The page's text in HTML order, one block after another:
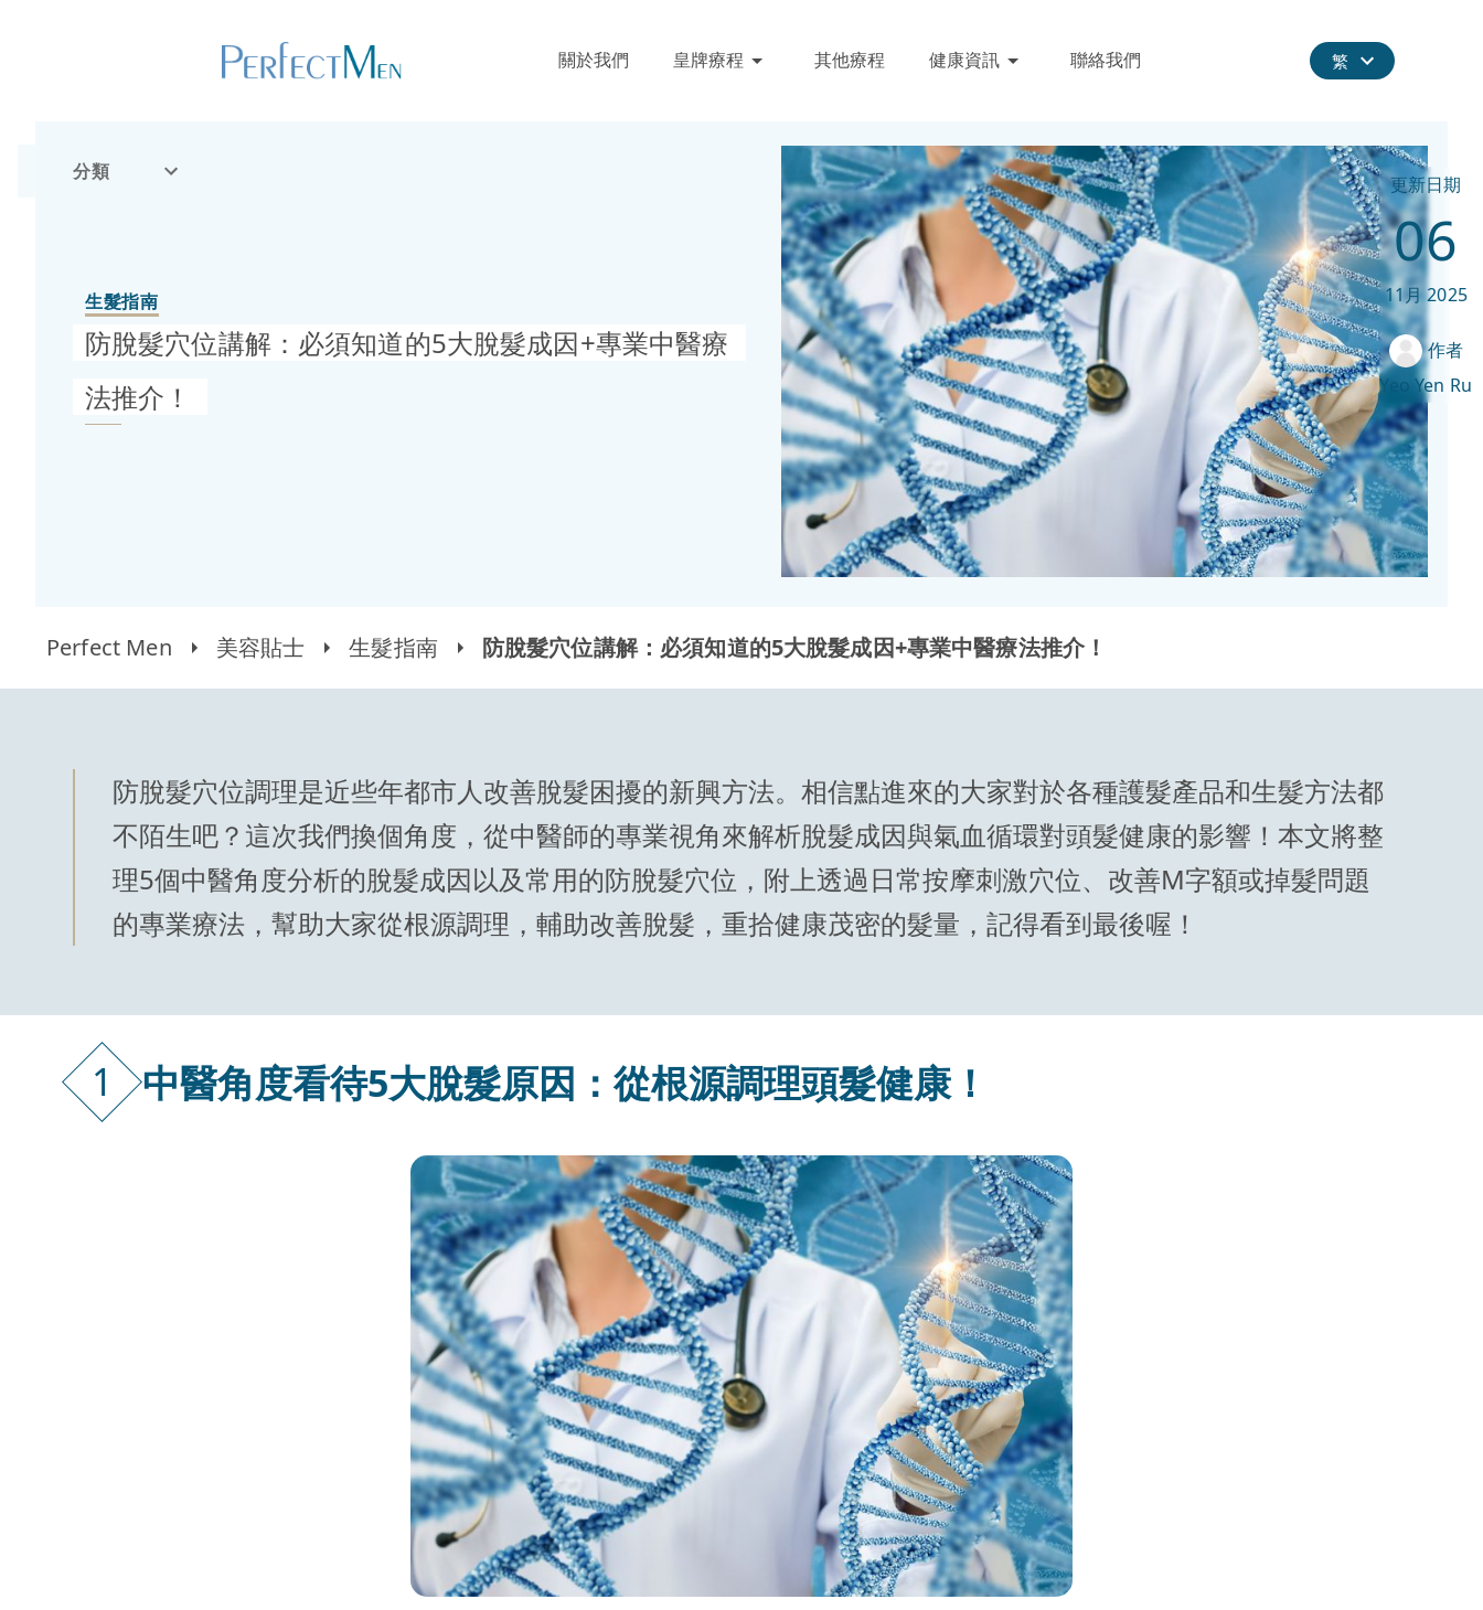
分類 更新日期
06
11月 2025
作者
Yeo Yen Ru
關於我們 皇牌療程 其他療程 健康資訊 聯絡我們 繁
生髮指南
防脫髮穴位講解：必須知道的5大脫髮成因+專業中醫療
法推介！
Perfect Men 美容貼士 生髮指南 防脫髮穴位講解：必須知道的5大脫髮成因+專業中醫療法推介！
防脫髮穴位調理是近些年都市人改善脫髮困擾的新興方法。相信點進來的大家對於各種護髮產品和生髮方法都
不陌生吧？這次我們換個角度，從中醫師的專業視角來解析脫髮成因與氣血循環對頭髮健康的影響！本文將整
理5個中醫角度分析的脫髮成因以及常用的防脫髮穴位，附上透過日常按摩刺激穴位、改善M字額或掉髮問題
的專業療法，幫助大家從根源調理，輔助改善脫髮，重拾健康茂密的髮量，記得看到最後喔！
1 中醫角度看待5大脫髮原因：從根源調理頭髮健康！